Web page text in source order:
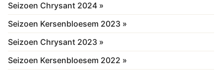
Seizoen Chrysant 2024 »
Seizoen Kersenbloesem 2023 »
Seizoen Chrysant 2023 »
Seizoen Kersenbloesem 2022 »